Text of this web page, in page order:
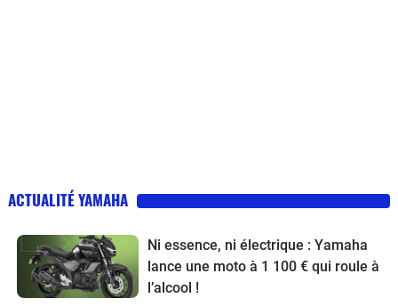
ACTUALITÉ YAMAHA
Ni essence, ni électrique : Yamaha
lance une moto à 1 100 € qui roule à
l’alcool !